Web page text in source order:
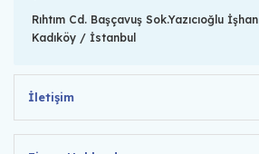
Rıhtım Cd. Başçavuş Sok.Yazıcıoğlu
Kadıköy / İstanbul
İletişim